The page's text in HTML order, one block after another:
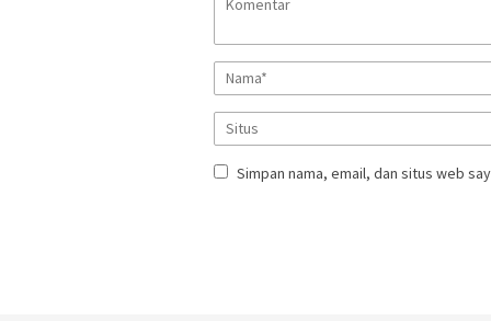
Simpan nama, email, dan situs web